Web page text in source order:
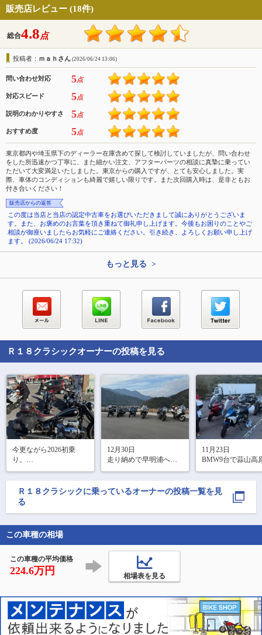
販売店レビュー (18件)
総合4.8点
投稿者： ｍａｈさん (2026/06/24 13:06)
問い合わせ対応 5点
対応スピード 5点
説明のわかりやすさ 5点
おすすめ度 5点
東京都内や埼玉県下のディーラー在庫含めて探して検討していましたが、問い合わせ
をした所迅速かつ丁寧に、また細かい注文、アフターパーツの相談に真摯に乗ってい
ただいて大変満足いたしました。東京からの購入ですが、とても安心しました。実
際、車体のコンディションも綺麗で嬉しい限りです。また次回購入時は、是非ともお
付き合いください！
販売店からの返答
この度は当店と当店の認定中古車をお選びいただきまして誠にありがとうございま
す。また、お褒めのお言葉を頂き重ねて御礼申し上げます。今後もお困りのことやご
相談が御座いましたらお気軽にご連絡ください。引き続き、よろしくお願い申し上げ
ます。 (2026/06/24 17:32)
もっと見る >
Ｒ１８クラシックオーナーの投稿を見る
今更ながら2026初乗
り。
菊間の牡蠣小屋で牡蠣
食べてから今治のカフ
ェでおやつしただけの
ツーリング。
全然寒くない。
今日、本当は6時出発で
兵庫へ行く予定でし
た。
だがしかし、
12月30日
走り納めで早明浦へ。
早明浦ダムの下は初め
て行った。
近所は何回か通ったけ
R18で山道はまあまあし
四国にいる限り山道走
ることが多い。
楽しいからいいん
11月23日
BMW9台で蒜山高
へ。
大型ばかりなので
スが早い。
紅葉を見に行こう
Ｒ１８クラシック に乗っているオーナーの投稿一覧を見
る
この車種の相場
この車種の平均価格
224.6万円 相場表を見る